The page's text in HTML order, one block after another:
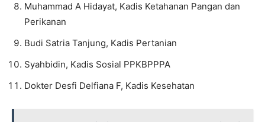
Muhammad A Hidayat, Kadis Ketahanan Pangan dan
Perikanan
Budi Satria Tanjung, Kadis Pertanian
Syahbidin, Kadis Sosial PPKBPPPA
Dokter Desfi Delfiana F, Kadis Kesehatan